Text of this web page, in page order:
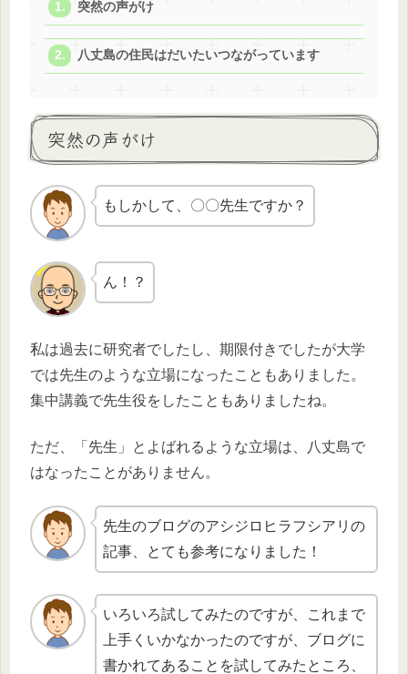
突然の声がけ
八丈島の住民はだいたいつながっています
突然の声がけ
もしかして、〇〇先生ですか？
ん！？
私は過去に研究者でしたし、期限付きでしたが大学
では先生のような立場になったこともありました。
集中講義で先生役をしたこともありましたね。
ただ、「先生」とよばれるような立場は、八丈島で
はなったことがありません。
先生のブログのアシジロヒラフシアリの
記事、とても参考になりました！
いろいろ試してみたのですが、これまで
上手くいかなかったのですが、ブログに
書かれてあることを試してみたところ、